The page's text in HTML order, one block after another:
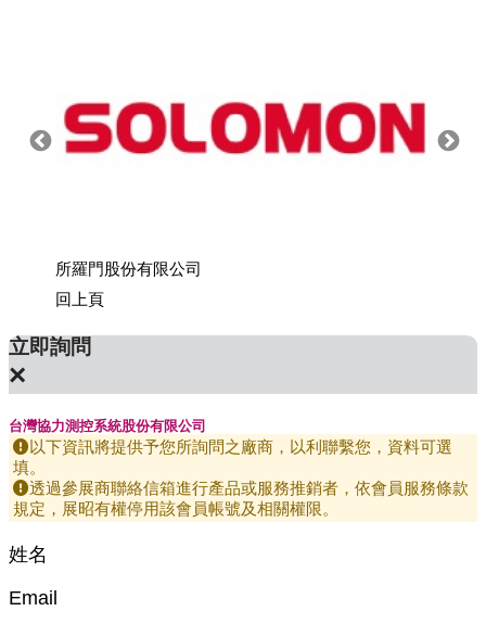
所羅門股份有限公司
回上頁
立即詢問
×
台灣協力測控系統股份有限公司
以下資訊將提供予您所詢問之廠商，以利聯繫您，資料可選
填。
透過參展商聯絡信箱進行產品或服務推銷者，依會員服務條款
規定，展昭有權停用該會員帳號及相關權限。
姓名
Email